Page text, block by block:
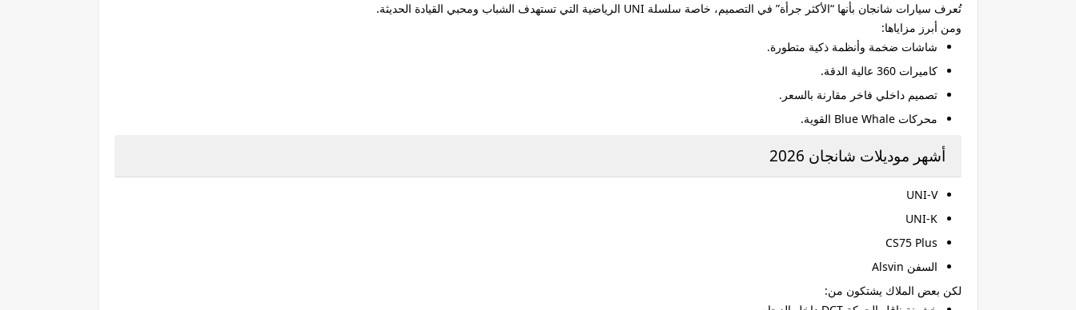
تُعرف سيارات شانجان بأنها “الأكثر جرأة” في التصميم، خاصة سلسلة UNI الرياضية التي تستهدف الشباب ومحبي القيادة الحديثة.
ومن أبرز مزاياها:
شاشات ضخمة وأنظمة ذكية متطورة.
كاميرات 360 عالية الدقة.
تصميم داخلي فاخر مقارنة بالسعر.
محركات Blue Whale القوية.
أشهر موديلات شانجان 2026
UNI-V
UNI-K
CS75 Plus
السفن Alsvin
لكن بعض الملاك يشتكون من: